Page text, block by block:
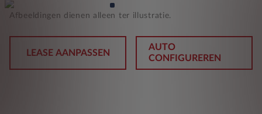
Afbeeldingen dienen alleen ter illustratie.
LEASE AANPASSEN
AUTO
CONFIGUREREN